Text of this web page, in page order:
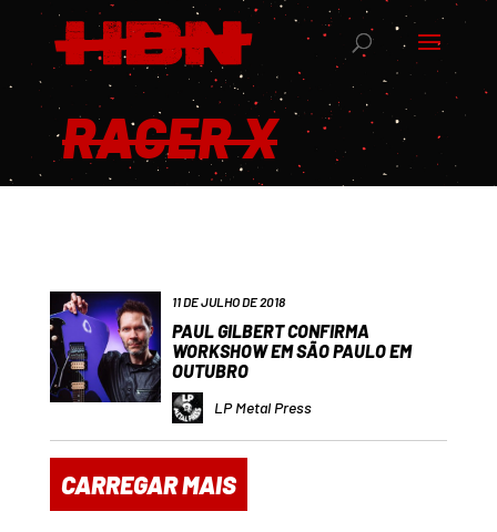
RACER X
11 DE JULHO DE 2018
PAUL GILBERT CONFIRMA
WORKSHOW EM SÃO PAULO EM
OUTUBRO
LP Metal Press
CARREGAR MAIS